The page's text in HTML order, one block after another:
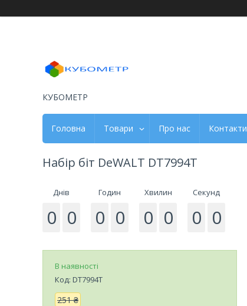
КУБОМЕТР
Головна Товари Про нас Контакти
Набір біт DeWALT DT7994T
Днів
0 0
Годин
0 0
Хвилин
0 0
Секунд
0 0
В наявності
Код: DT7994T
251 ₴